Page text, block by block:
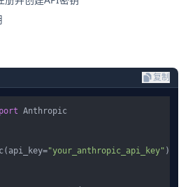
复制
Anthropic
"your_anthropic_api_key" )